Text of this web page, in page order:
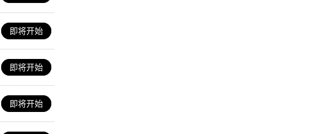
即将开始
即将开始
即将开始